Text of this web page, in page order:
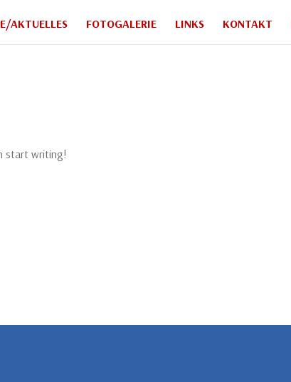
AKTUELLES FOTOGALERIE LINKS KONTAKT
start writing!